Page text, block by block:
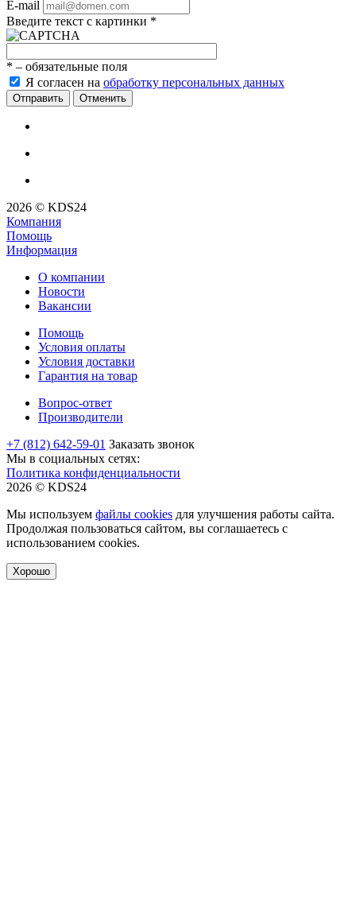
E-mail
Введите текст с картинки *
* – обязательные поля
Я согласен на обработку персональных данных
Отменить
2026 © KDS24
Компания
Помощь
Информация
О компании
Новости
Вакансии
Помощь
Условия оплаты
Условия доставки
Гарантия на товар
Вопрос-ответ
Производители
+7 (812) 642-59-01 Заказать звонок
Мы в социальных сетях:
Политика конфиденциальности
2026 © KDS24
Мы используем файлы cookies для улучшения работы сайта.
Продолжая пользоваться сайтом, вы соглашаетесь с
использованием cookies.
Хорошо